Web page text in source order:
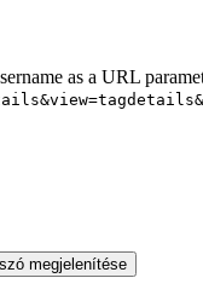
as a URL
megjelenítése